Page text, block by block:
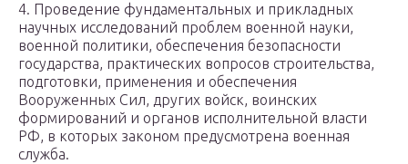
4. Проведение фундаментальных и прикладных
научных исследований проблем военной науки,
военной политики, обеспечения безопасности
государства, практических вопросов строительства,
подготовки, применения и обеспечения
Вооруженных Сил, других войск, воинских
формирований и органов исполнительной власти
РФ, в которых законом предусмотрена военная
служба.